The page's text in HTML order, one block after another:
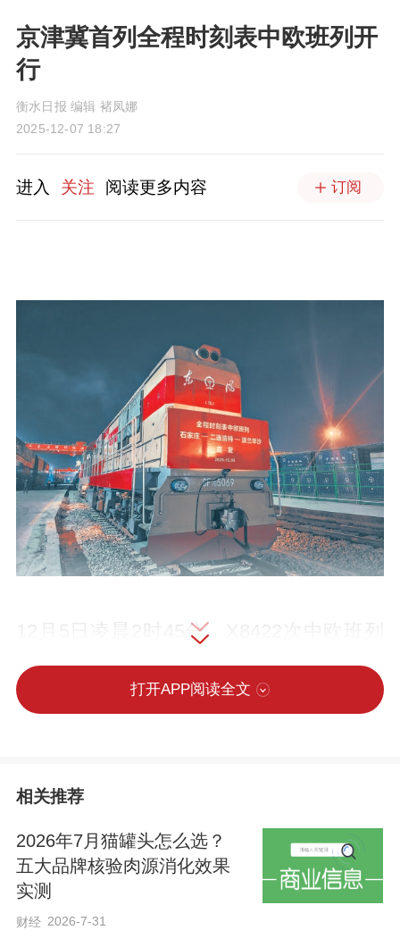
京津冀首列全程时刻表中欧班列开
行
衡水日报 编辑 褚凤娜
2025-12-07 18:27
进入 关注 阅读更多内容 订阅
12月5日凌晨2时45分，X8422次中欧班列
满载着机械设备、羊绒、家具等货物从石
家庄国际陆港缓缓驶出。这是京津冀地区
列。
全程时刻表中欧班列相当于货运班列
实现了客运列车的准点运行。在日前举办
的第二届中欧班列国际合作论坛上，国铁
集团发布了第四批中欧班列全程时刻表，
打开APP阅读全文
相关推荐
2026年7月猫罐头怎么选？
五大品牌核验肉源消化效果
实测
财经 2026-7-31